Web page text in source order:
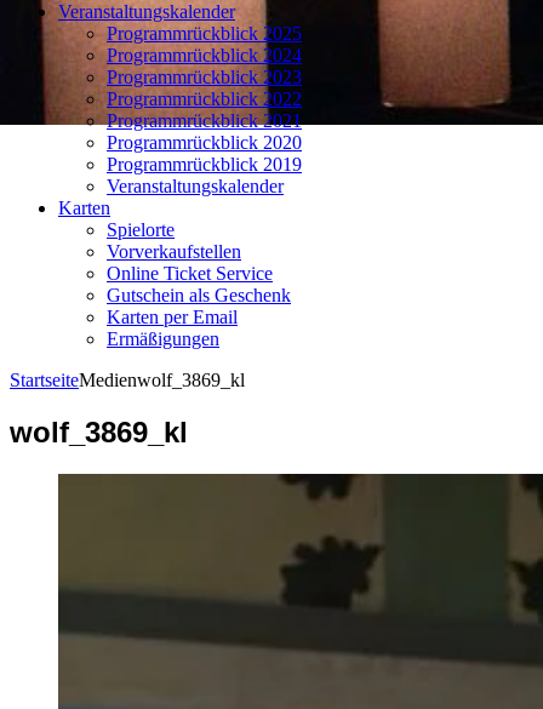
Veranstaltungskalender
Programmrückblick 2025
Programmrückblick 2024
Programmrückblick 2023
Programmrückblick 2022
Programmrückblick 2021
Programmrückblick 2020
Programmrückblick 2019
Veranstaltungskalender
Karten
Spielorte
Vorverkaufstellen
Online Ticket Service
Gutschein als Geschenk
Karten per Email
Ermäßigungen
StartseiteMedienwolf_3869_kl
wolf_3869_kl